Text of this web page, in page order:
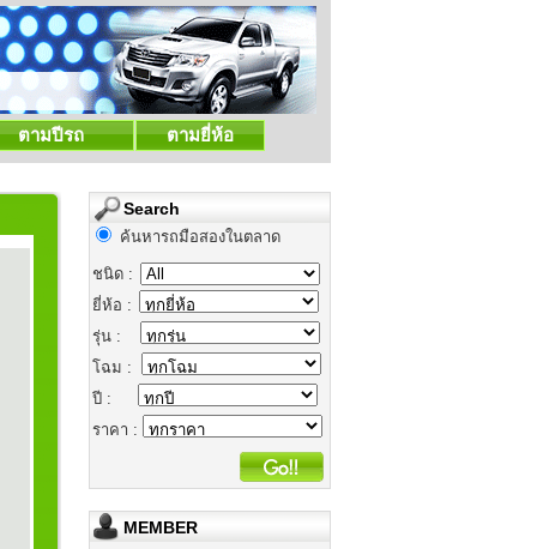
ามปีรถ ตามยี่ห้อ
Search
ค้นหารถมือสองในตลาด
ชนิด :
ยี่ห้อ :
รุ่น :
โฉม :
ปี :
ราคา :
MEMBER